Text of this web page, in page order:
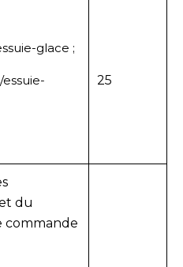
glace ;
25
du
commande